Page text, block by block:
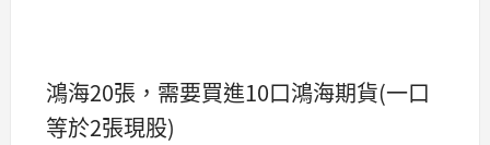
鴻海20張，需要買進10口鴻海期貨(一口
等於2張現股)